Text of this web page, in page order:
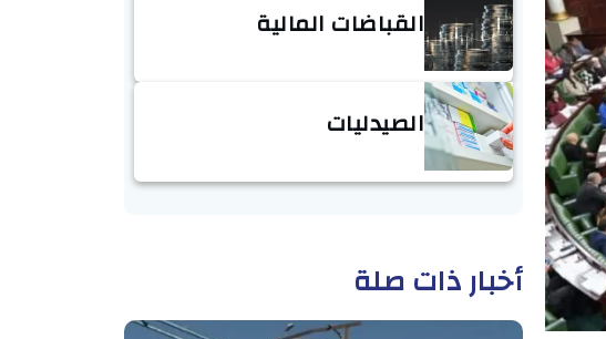
القباضات المالية
الصيدليات
أخبار ذات صلة